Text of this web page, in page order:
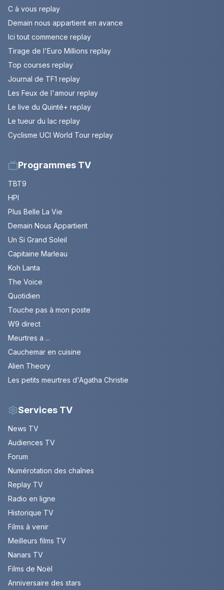
C à vous replay
Demain nous appartient en avance
Ici tout commence replay
Tirage de l'Euro Millions replay
Top courses replay
Journal de TF1 replay
Les Feux de l'amour replay
Le live du Quinté+ replay
Le tueur du lac replay
Cyclisme UCI World Tour replay
Programmes TV
TBT9
HPI
Plus Belle La Vie
Demain Nous Appartient
Un Si Grand Soleil
Capitaine Marleau
Koh Lanta
The Voice
Quotidien
Touche pas à mon poste
W9 direct
Meurtres a ...
Cauchemar en cuisine
Alien Theory
Les petits meurtres d'Agatha Christie
Services TV
News TV
Audiences TV
Forum
Numérotation des chaînes
Replay TV
Radio en ligne
Historique TV
Films à venir
Meilleurs films TV
Nanars TV
Films de Noël
Anniversaire des stars